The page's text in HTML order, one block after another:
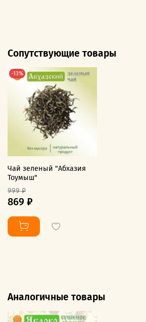
Сопутствующие товары
-13%
Чай зеленый "Абхазия
Тоумыш"
999 ₽
869 ₽
Аналогичные товары